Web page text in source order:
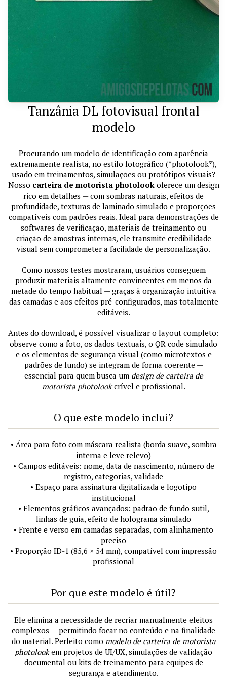
Tanzânia DL fotovisual frontal
modelo
Procurando um modelo de identificação com aparência
extremamente realista, no estilo fotográfico (*photolook*),
usado em treinamentos, simulações ou protótipos visuais?
Nosso carteira de motorista photolookoferece um design
rico em detalhes — com sombras naturais, efeitos de
profundidade, texturas de laminado simulado e proporções
compatíveis com padrões reais. Ideal para demonstrações de
softwares de verificação, materiais de treinamento ou
criação de amostras internas, ele transmite credibilidade
visual sem comprometer a facilidade de personalização.
Como nossos testes mostraram, usuários conseguem
produzir materiais altamente convincentes em menos da
metade do tempo habitual — graças à organização intuitiva
das camadas e aos efeitos pré-configurados, mas totalmente
editáveis.
Antes do download, é possível visualizar o layout completo:
observe como a foto, os dados textuais, o QR code simulado
e os elementos de segurança visual (como microtextos e
padrões de fundo) se integram de forma coerente —
essencial para quem busca um design de carteira de
motorista photolookcrível e profissional.
O que este modelo inclui?
• Área para foto com máscara realista (borda suave, sombra
interna e leve relevo)
• Campos editáveis: nome, data de nascimento, número de
registro, categorias, validade
• Espaço para assinatura digitalizada e logotipo
institucional
• Elementos gráficos avançados: padrão de fundo sutil,
linhas de guia, efeito de holograma simulado
• Frente e verso em camadas separadas, com alinhamento
preciso
• Proporção ID-1 (85,6 × 54 mm), compatível com impressão
profissional
Por que este modelo é útil?
Ele elimina a necessidade de recriar manualmente efeitos
complexos — permitindo focar no conteúdo e na finalidade
do material. Perfeito como modelo de carteira de motorista
photolookem projetos de UI/UX, simulações de validação
documental ou kits de treinamento para equipes de
segurança e atendimento.